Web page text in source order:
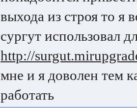
выхода из строя то я
сургут использовал
http://
мне и я доволен тем
работать